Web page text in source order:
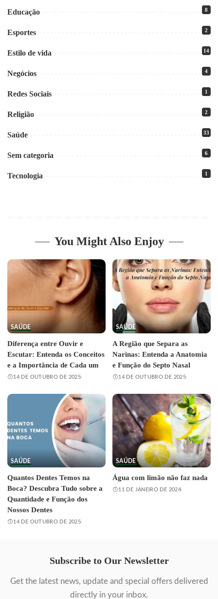
Educação 8
Esportes 2
Estilo de vida 14
Negócios 4
Redes Sociais 1
Religião 2
Saúde 33
Sem categoria 6
Tecnologia 1
You Might Also Enjoy
SAÚDE
Diferença entre Ouvir e
Escutar: Entenda os Conceitos
e a Importância de Cada um
14 DE OUTUBRO DE 2025
SAÚDE
A Região que Separa as
Narinas: Entenda a Anatomia
e Função do Septo Nasal
14 DE OUTUBRO DE 2025
SAÚDE
Quantos Dentes Temos na
Boca? Descubra Tudo sobre a
Quantidade e Função dos
Nossos Dentes
14 DE OUTUBRO DE 2025
SAÚDE
Água com limão não faz nada
11 DE JANEIRO DE 2024
Subscribe to Our Newsletter
Get the latest news, update and special offers delivered
directly in your inbox.